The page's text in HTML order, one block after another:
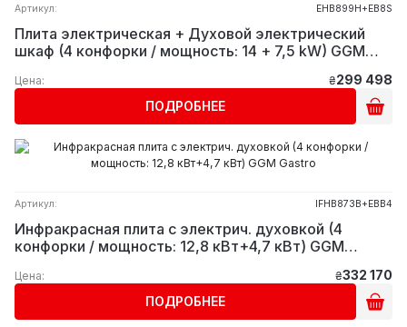
Артикул: EHB899H+EB8S
Плита электрическая + Духовой электрический
шкаф (4 конфорки / мощность: 14 + 7,5 kW) GGM
Цена: ₴299 498
ПОДРОБНЕЕ
Артикул: IFHB873B+EBB4
Инфракрасная плита c электрич. духовкой (4
конфорки / мощность: 12,8 кВт+4,7 кВт) GGM
Цена: ₴332 170
ПОДРОБНЕЕ